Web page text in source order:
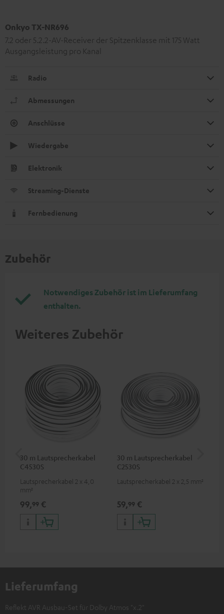
Onkyo TX-NR696
7.2 oder 5.2.2-AV-Receiver der Spitzenklasse mit 175 Watt
Ausgangsleistung pro Kanal
Radio
Abmessungen
Anschlüsse
Wiedergabe
Elektronik
Streaming-Dienste
Fernbedienung
Zubehör
Notwendiges Zubehör ist im Lieferumfang
enthalten.
Weiteres Zubehör
30 m Lautsprecherkabel
C4530S
Lautsprecherkabel 2 x 4,0
mm²
99,99 €
30 m Lautsprecherkabel
C2530S
Lautsprecherkabel 2 x 2,5 mm²
59,99 €
Lieferumfang
Reflekt AVR Ausbau-Set für Dolby Atmos "x.2"